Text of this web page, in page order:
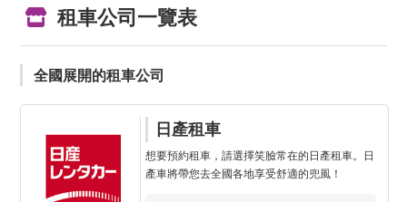
租車公司一覽表
全國展開的租車公司
日產租車
想要預約租車，請選擇笑臉常在的日產租車。日
產車將帶您去全國各地享受舒適的兜風！